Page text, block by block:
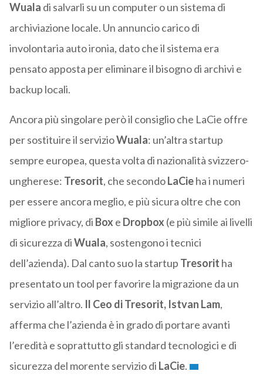
Wuala di salvarli su un computer o un sistema di
archiviazione locale. Un annuncio carico di
involontaria auto ironia, dato che il sistema era
pensato apposta per eliminare il bisogno di archivi e
backup locali.
Ancora più singolare però il consiglio che LaCie offre
per sostituire il servizioWuala: un’altra startup
sempre europea, questa volta di nazionalità svizzero-
ungherese: Tresorit, che secondoLaCieha i numeri
per essere ancora meglio, e più sicura oltre che con
migliore privacy, di Boxe Dropbox(e più simile ai livelli
di sicurezza diWuala, sostengono i tecnici
dell’azienda). Dal canto suo la startup Tresorit ha
presentato un tool per favorire la migrazione da un
servizio all’altro. Il Ceo di Tresorit, Istvan Lam,
afferma che l’azienda è in grado di portare avanti
l’eredità e soprattutto gli standard tecnologici e di
sicurezza del morente servizio di LaCie.